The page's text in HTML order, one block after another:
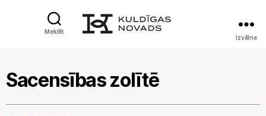
Meklēt
Izvēlne
Sacensības zolītē